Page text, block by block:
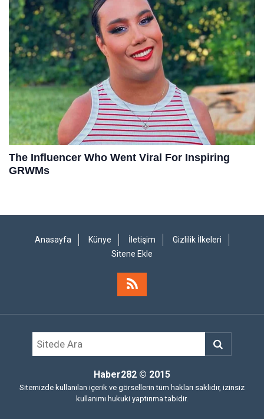
Anasayfa Künye İletişim
Gizlilik İlkeleri
Sitene Ekle
Haber282 © 2015
Sitemizde kullanılan içerik ve görsellerin tüm hakları saklıdır, izinsiz
kullanımı hukuki yaptırıma tabidir.